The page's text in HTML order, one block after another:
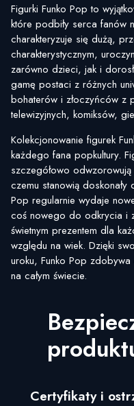
Figurki Funko Pop to
które podbiły serca fanów
charakteryzuje się dużą,
charakterystycznym,
zarówno dzieci, jak i
gamę postaci z różnych
bohaterów i złoczyńców z
telewizyjnych, komiksów,
Kolekcjonowanie figurek
każdego fana popkultury.
szczegółowo
czemu stanowią
Pop regularnie wydaje
coś nowego do odkrycia i
świetnym prezentem dla
względu na wiek. Dzięki
uroku, Funko Pop
na całym świecie.
Certyfikaty i